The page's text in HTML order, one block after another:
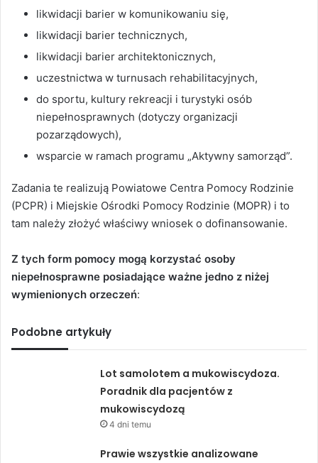
likwidacji barier w komunikowaniu się,
likwidacji barier technicznych,
likwidacji barier architektonicznych,
uczestnictwa w turnusach rehabilitacyjnych,
do sportu, kultury rekreacji i turystyki osób
niepełnosprawnych (dotyczy organizacji
pozarządowych),
wsparcie w ramach programu „Aktywny samorząd”.
Zadania te realizują Powiatowe Centra Pomocy Rodzinie
(PCPR) i Miejskie Ośrodki Pomocy Rodzinie (MOPR) i to
tam należy złożyć właściwy wniosek o dofinansowanie.
Z tych form pomocy mogą korzystać osoby
niepełnosprawne posiadające ważne jedno z niżej
wymienionych orzeczeń:
Podobne artykuły
Lot samolotem a mukowiscydoza.
Poradnik dla pacjentów z
mukowiscydozą
4 dni temu
Prawie wszystkie analizowane